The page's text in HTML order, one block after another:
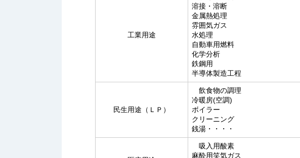
工業用途
溶接・溶断
金属熱処理
雰囲気ガス
水処理
自動車用燃料
化学分析
鉄鋼用
半導体製造工程
民生用途（ＬＰ）
飲食物の調理
冷暖房(空調)
ボイラー
クリーニング
銭湯・・・・
吸入用酸素
麻酔用笑気ガス